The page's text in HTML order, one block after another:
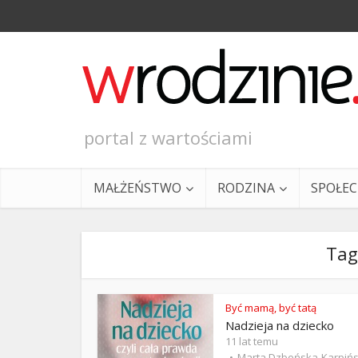
portal z wartościami
MAŁŻEŃSTWO RODZINA
Być mamą, być tatą
Nadzieja na dziecko
11 lat temu